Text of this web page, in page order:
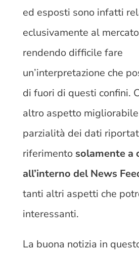
ed esposti sono infatti
eclusivamente al
rendendo difficile fare
un’interpretazione che
di fuori di questi confini.
altro aspetto
parzialità dei dati
riferimentosolamente a
all’interno del News
tanti altri aspetti che
interessanti.
La buona notizia in